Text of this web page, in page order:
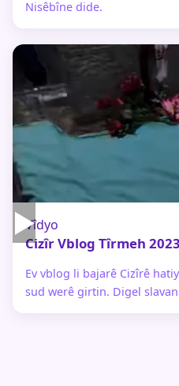
Nisêbîne dide.
▶Vîdyo
Cizîr Vblog Tîrmeh 2023
Ev vblog li bajarê Cizîrê
sud werê girtin. Digel